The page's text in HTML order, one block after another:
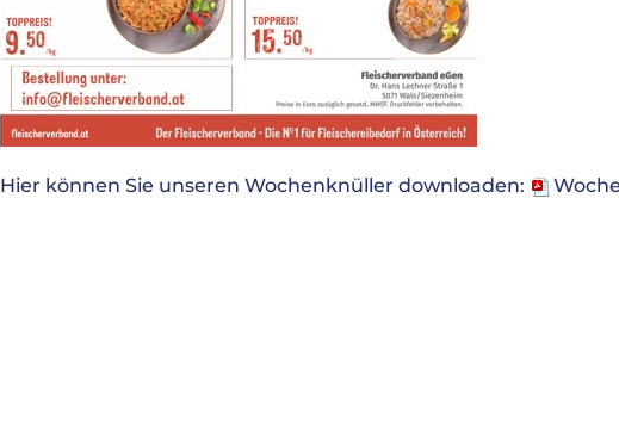
Hier können Sie unseren Wochenknüller downloaden: